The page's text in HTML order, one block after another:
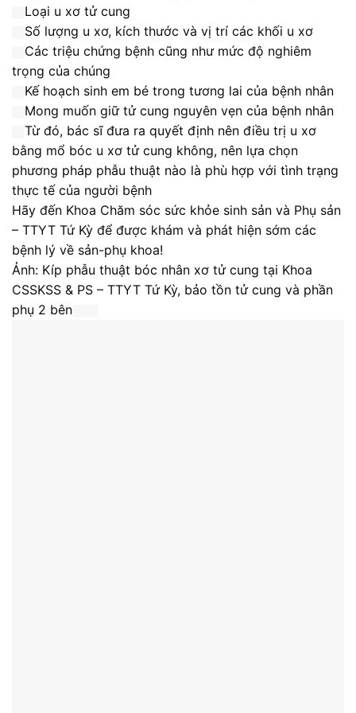
Loại u xơ tử cung
Số lượng u xơ, kích thước và vị trí các khối u xơ
Các triệu chứng bệnh cũng như mức độ nghiêm
trọng của chúng
Kế hoạch sinh em bé trong tương lai của bệnh nhân
Mong muốn giữ tử cung nguyên vẹn của bệnh nhân
Từ đó, bác sĩ đưa ra quyết định nên điều trị u xơ
bằng mổ bóc u xơ tử cung không, nên lựa chọn
phương pháp phẫu thuật nào là phù hợp với tình trạng
thực tế của người bệnh
Hãy đến Khoa Chăm sóc sức khỏe sinh sản và Phụ sản
– TTYT Tứ Kỳ để được khám và phát hiện sớm các
bệnh lý về sản-phụ khoa!
Ảnh: Kíp phẫu thuật bóc nhân xơ tử cung tại Khoa
CSSKSS & PS – TTYT Tứ Kỳ, bảo tồn tử cung và phần
phụ 2 bên